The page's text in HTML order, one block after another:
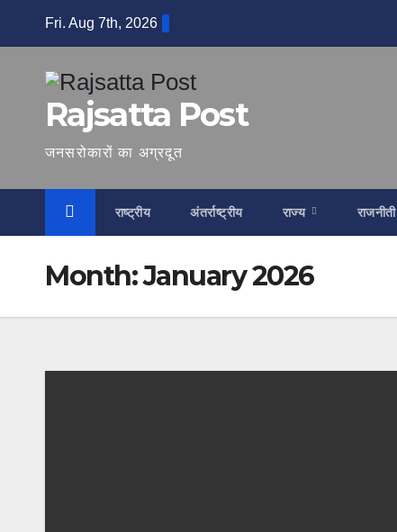
Fri. Aug 7th, 2026
Rajsatta Post
जनसरोकारों का अग्रदूत
राष्ट्रीय अंतर्राष्ट्रीय राज्य राजनीती
Month:January 2026